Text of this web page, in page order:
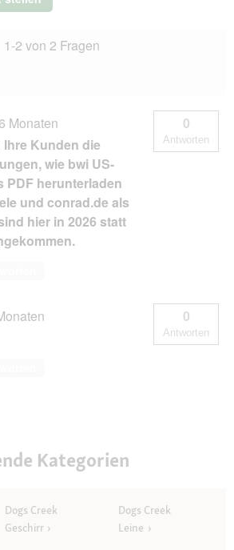
1-2 von 2 Fragen
Monaten
Ihre Kunden die
wie bwi US-
PDF herunterladen
und conrad.de als
hier in 2026 statt
0
Antworten
0
Antworten
Kategorien
Dogs Creek
Geschirr
Dogs Creek
Leine